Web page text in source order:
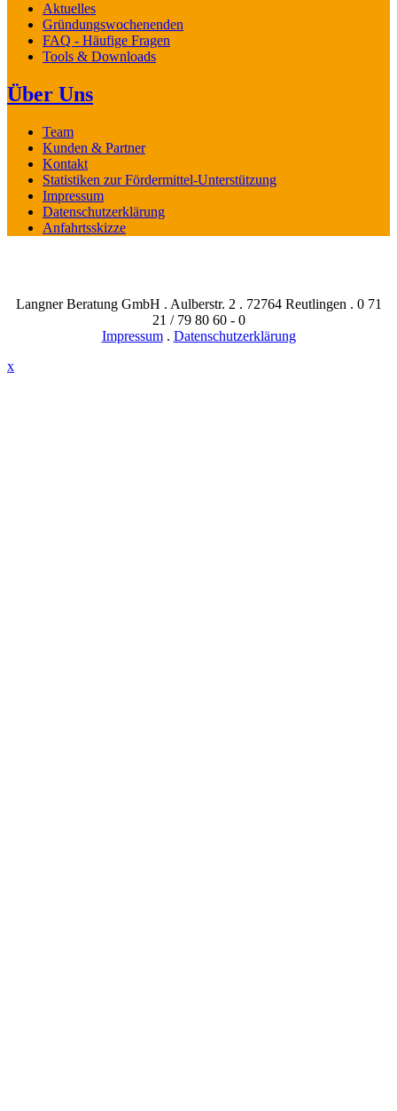
Aktuelles
Gründungswochenenden
FAQ - Häufige Fragen
Tools & Downloads
Über Uns
Team
Kunden & Partner
Kontakt
Statistiken zur Fördermittel-Unterstützung
Impressum
Datenschutzerklärung
Anfahrtsskizze
Langner Beratung GmbH . Aulberstr. 2 . 72764 Reutlingen . 0 71
21 / 79 80 60 - 0
Impressum. Datenschutzerklärung
x